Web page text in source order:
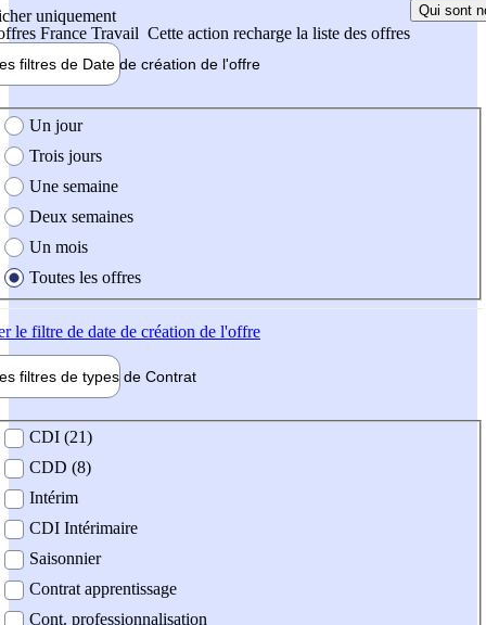
uniquement
France Travail Cette action recharge la liste des offres
Qui sont
filtres de Date de création de l'offre
création de l'offre
Un jour
Trois jours
Une semaine
Deux semaines
Un mois
Toutes les offres
le filtre de date de création de l'offre
filtres de types de Contrat
contrat
CDI (21)
CDD (8)
Intérim
CDI Intérimaire
Saisonnier
Contrat apprentissage
Cont. professionnalisation